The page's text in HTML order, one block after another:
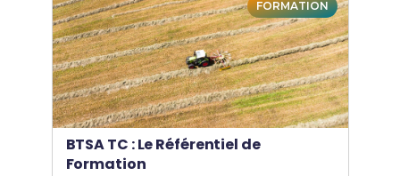
FORMATION
BTSA TC : Le Référentiel de
Formation